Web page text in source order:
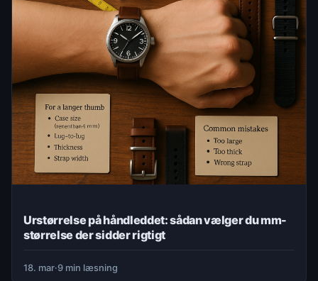
Urstørrelse på håndleddet: sådan vælger du mm-
størrelse der sidder rigtigt
18. mar·9 min læsning